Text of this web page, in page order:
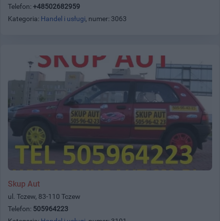
Telefon: +48502682959
Kategoria: Handel i usługi, numer: 3063
Skup Aut
ul. Tczew, 83-110 Tczew
Telefon: 505964223